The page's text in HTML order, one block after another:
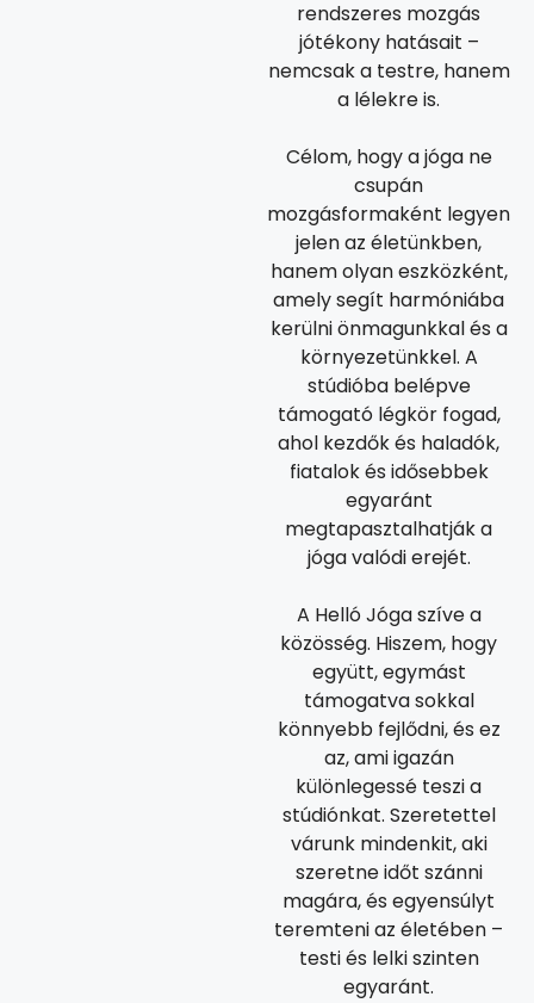
rendszeres mozgás
jótékony hatásait –
nemcsak a testre, hanem
a lélekre is.
Célom, hogy a jóga ne
csupán
mozgásformaként legyen
jelen az életünkben,
hanem olyan eszközként,
amely segít harmóniába
kerülni önmagunkkal és a
környezetünkkel. A
stúdióba belépve
támogató légkör fogad,
ahol kezdők és haladók,
fiatalok és idősebbek
egyaránt
megtapasztalhatják a
jóga valódi erejét.
A Helló Jóga szíve a
közösség. Hiszem, hogy
együtt, egymást
támogatva sokkal
könnyebb fejlődni, és ez
az, ami igazán
különlegessé teszi a
stúdiónkat. Szeretettel
várunk mindenkit, aki
szeretne időt szánni
magára, és egyensúlyt
teremteni az életében –
testi és lelki szinten
egyaránt.